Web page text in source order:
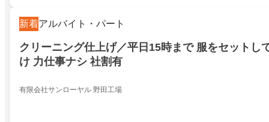
新着アルバイト・パート
クリーニング仕上げ／平日15時まで 服をセットし
け 力仕事ナシ 社割有
有限会社サンローヤル 野田工場